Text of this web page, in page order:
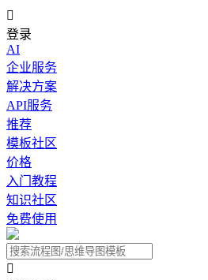

登录
AI
企业服务
解决方案
API服务
推荐
模板社区
价格
入门教程
知识社区
免费使用
